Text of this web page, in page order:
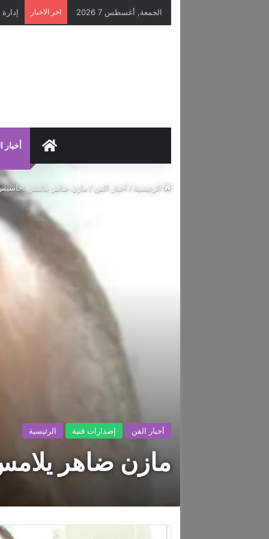
الجمعة, أغسطس 7 2026 اخر الاخبار
HOMEأخبار
الرئيسية/ أخبار الفن /مازن ضاهر يلامس احاسيس
أخبار الفن إصدارات فنية الرئيسية
مازن ضاهر